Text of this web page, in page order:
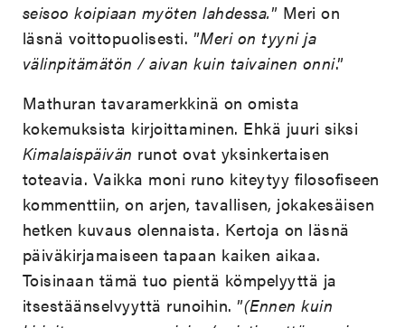
seisoo koipiaan myöten lahdessa.” Meri on
läsnä voittopuolisesti. ”Meri on tyyni ja
välinpitämätön / aivan kuin taivainen onni.”
Mathuran tavaramerkkinä on omista
kokemuksista kirjoittaminen. Ehkä juuri siksi
Kimalaispäivän runot ovat yksinkertaisen
toteavia. Vaikka moni runo kiteytyy filosofiseen
kommenttiin, on arjen, tavallisen, jokakesäisen
hetken kuvaus olennaista. Kertoja on läsnä
päiväkirjamaiseen tapaan kaiken aikaa.
Toisinaan tämä tuo pientä kömpelyyttä ja
itsestäänselvyyttä runoihin. ”(Ennen kuin